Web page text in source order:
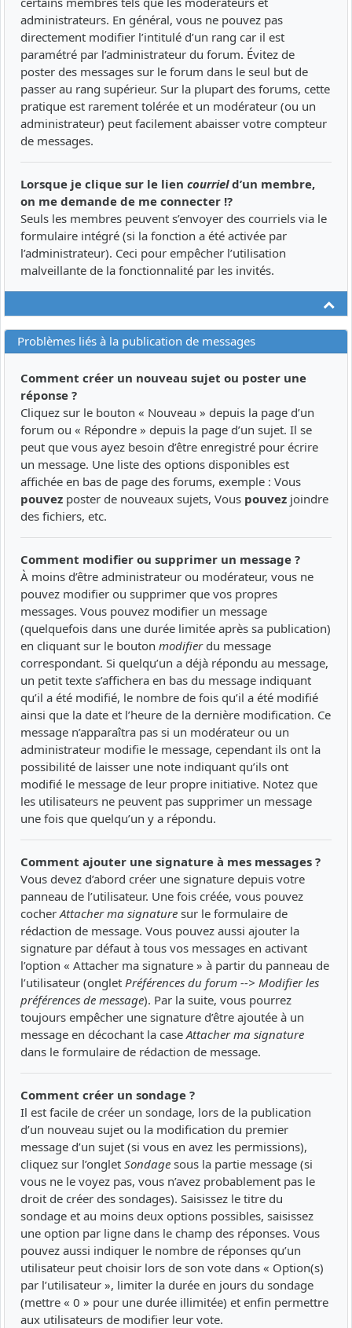
administrateurs. En général, vous ne pouvez pas
directement modifier l’intitulé d’un rang car il est
paramétré par l’administrateur du forum. Évitez de
poster des messages sur le forum dans le seul but de
passer au rang supérieur. Sur la plupart des forums, cette
pratique est rarement tolérée et un modérateur (ou un
administrateur) peut facilement abaisser votre compteur
de messages.
Lorsque je clique sur le lien courrield’un membre,
on me demande de me connecter !?
Seuls les membres peuvent s’envoyer des courriels via le
formulaire intégré (si la fonction a été activée par
l’administrateur). Ceci pour empêcher l’utilisation
malveillante de la fonctionnalité par les invités.
Problèmes liés à la publication de messages
Comment créer un nouveau sujet ou poster une
réponse ?
Cliquez sur le bouton « Nouveau » depuis la page d’un
forum ou « Répondre » depuis la page d’un sujet. Il se
peut que vous ayez besoin d’être enregistré pour écrire
un message. Une liste des options disponibles est
affichée en bas de page des forums, exemple : Vous
pouvez poster de nouveaux sujets, Vous pouvez joindre
des fichiers, etc.
Comment modifier ou supprimer un message ?
À moins d’être administrateur ou modérateur, vous ne
pouvez modifier ou supprimer que vos propres
messages. Vous pouvez modifier un message
(quelquefois dans une durée limitée après sa publication)
en cliquant sur le bouton modifierdu message
correspondant. Si quelqu’un a déjà répondu au message,
un petit texte s’affichera en bas du message indiquant
qu’il a été modifié, le nombre de fois qu’il a été modifié
ainsi que la date et l’heure de la dernière modification. Ce
message n’apparaîtra pas si un modérateur ou un
administrateur modifie le message, cependant ils ont la
possibilité de laisser une note indiquant qu’ils ont
modifié le message de leur propre initiative. Notez que
les utilisateurs ne peuvent pas supprimer un message
une fois que quelqu’un y a répondu.
Comment ajouter une signature à mes messages ?
Vous devez d’abord créer une signature depuis votre
panneau de l’utilisateur. Une fois créée, vous pouvez
cocher Attacher ma signature sur le formulaire de
rédaction de message. Vous pouvez aussi ajouter la
signature par défaut à tous vos messages en activant
l’option « Attacher ma signature » à partir du panneau de
l’utilisateur (onglet Préférences du forum --> Modifier les
préférences de message). Par la suite, vous pourrez
toujours empêcher une signature d’être ajoutée à un
message en décochant la case Attacher ma signature
dans le formulaire de rédaction de message.
Comment créer un sondage ?
Il est facile de créer un sondage, lors de la publication
d’un nouveau sujet ou la modification du premier
message d’un sujet (si vous en avez les permissions),
cliquez sur l’onglet Sondage sous la partie message (si
vous ne le voyez pas, vous n’avez probablement pas le
droit de créer des sondages). Saisissez le titre du
sondage et au moins deux options possibles, saisissez
une option par ligne dans le champ des réponses. Vous
pouvez aussi indiquer le nombre de réponses qu’un
utilisateur peut choisir lors de son vote dans « Option(s)
par l’utilisateur », limiter la durée en jours du sondage
(mettre « 0 » pour une durée illimitée) et enfin permettre
aux utilisateurs de modifier leur vote.